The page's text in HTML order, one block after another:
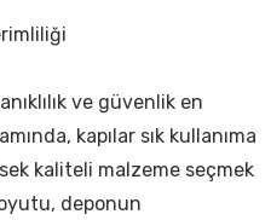
ve güvenlik en
kapılar sık kullanıma
kaliteli malzeme seçmek
deponun